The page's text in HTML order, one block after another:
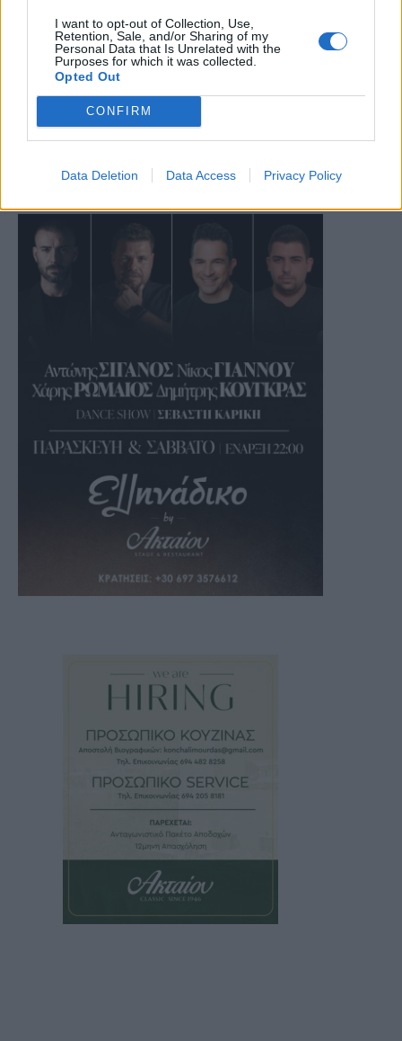
I want to opt-out of Collection, Use,
Retention, Sale, and/or Sharing of my
Personal Data that Is Unrelated with the
Purposes for which it was collected.
Opted Out
CONFIRM
Data Deletion Data Access Privacy Policy